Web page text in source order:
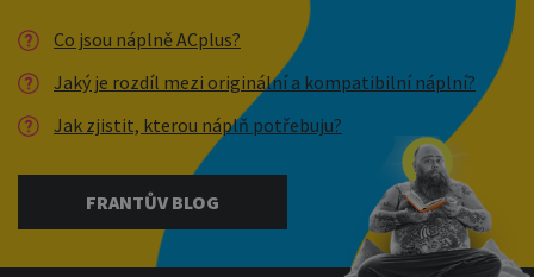
Co jsou náplně ACplus?
Jaký je rozdíl mezi originální a kompatibilní náplní?
Jak zjistit, kterou náplň potřebuju?
FRANTŮV BLOG